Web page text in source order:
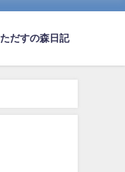
ただすの森日記